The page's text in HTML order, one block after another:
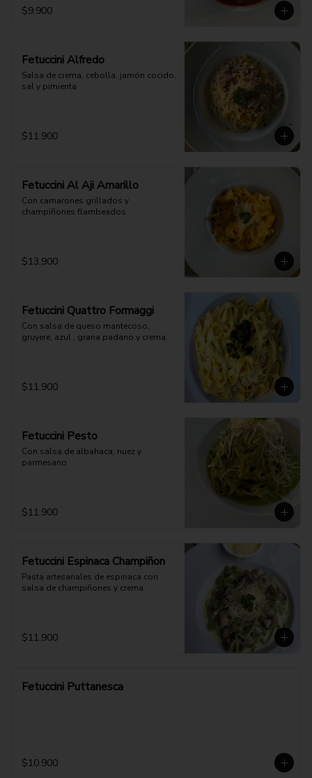
$9.900
Fetuccini Alfredo
Salsa de crema, cebolla, jamón cocido,
sal y pimienta
$11.900
Fetuccini Al Aji Amarillo
Con camarones grillados y
champiñones flambeados
$13.900
Fetuccini Quattro Formaggi
Con salsa de queso mantecoso,
gruyere, azul , grana padano y crema.
$11.900
Fetuccini Pesto
Con salsa de albahaca, nuez y
parmesano
$11.900
Fetuccini Espinaca Champiñon
Pasta artesanales de espinaca con
salsa de champiñones y crema
$11.900
Fetuccini Puttanesca
$10.900